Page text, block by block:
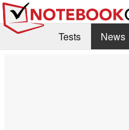
Tests News